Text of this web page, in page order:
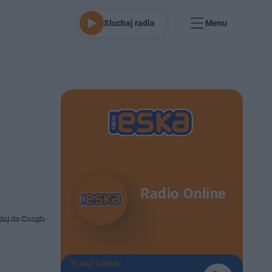
Słuchaj radia Menu
do Google
Radio Online
TERAZ GRAMY